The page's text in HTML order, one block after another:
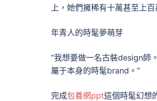
上，她們擁稀有十萬甚至上
年青人的時髦夢萌芽
“我想要做一名古裝design師
屬于本身的時髦brand。”
完成包養網ppt這個時髦幻想